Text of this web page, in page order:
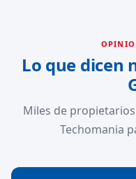
Lo que dicen
Miles de
Techomania